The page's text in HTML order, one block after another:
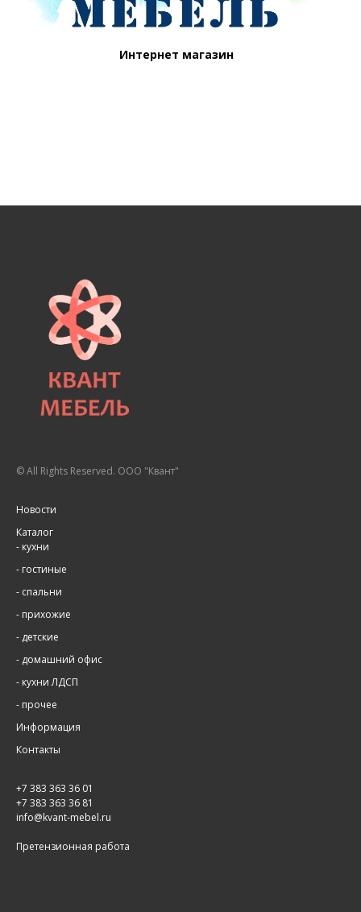
Интернет магазин
© All Rights Reserved. ООО "Квант"
Новости
Каталог
- кухни
- гостиные
- спальни
- прихожие
- детские
- домашний офис
- кухни ЛДСП
- прочее
Информация
Контакты
+7 383 363 36 01
+7 383 363 36 81
info@kvant-mebel.ru
Претензионная работа